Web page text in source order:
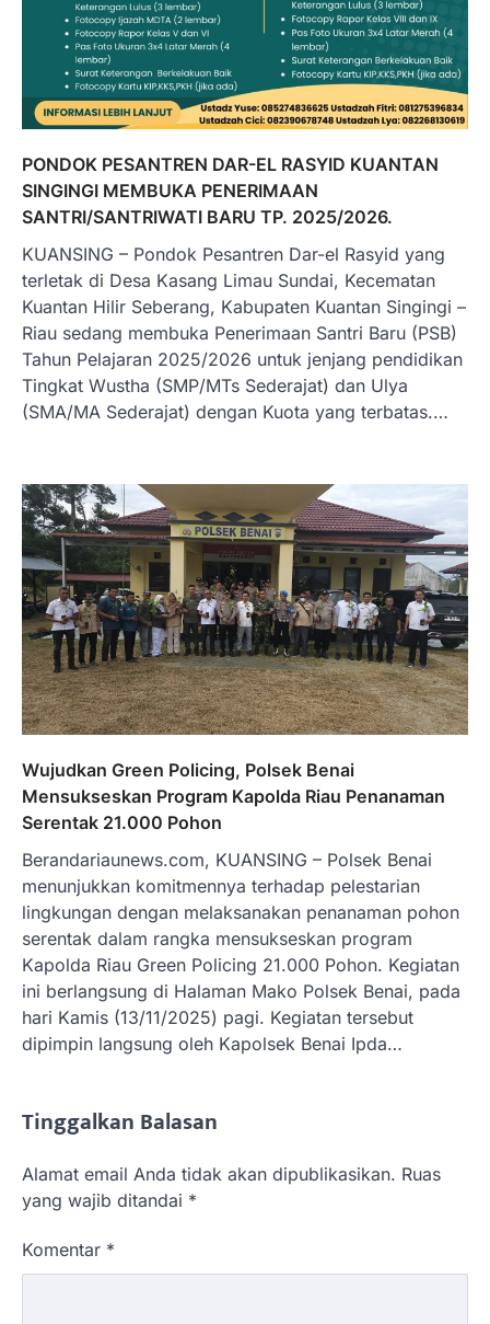
PONDOK PESANTREN DAR-EL RASYID KUANTAN
SINGINGI MEMBUKA PENERIMAAN
SANTRI/SANTRIWATI BARU TP. 2025/2026.
KUANSING – Pondok Pesantren Dar-el Rasyid yang
terletak di Desa Kasang Limau Sundai, Kecematan
Kuantan Hilir Seberang, Kabupaten Kuantan Singingi –
Riau sedang membuka Penerimaan Santri Baru (PSB)
Tahun Pelajaran 2025/2026 untuk jenjang pendidikan
Tingkat Wustha (SMP/MTs Sederajat) dan Ulya
(SMA/MA Sederajat) dengan Kuota yang terbatas.…
Wujudkan Green Policing, Polsek Benai
Mensukseskan Program Kapolda Riau Penanaman
Serentak 21.000 Pohon
Berandariaunews.com, KUANSING – Polsek Benai
menunjukkan komitmennya terhadap pelestarian
lingkungan dengan melaksanakan penanaman pohon
serentak dalam rangka mensukseskan program
Kapolda Riau Green Policing 21.000 Pohon. Kegiatan
ini berlangsung di Halaman Mako Polsek Benai, pada
hari Kamis (13/11/2025) pagi. Kegiatan tersebut
dipimpin langsung oleh Kapolsek Benai Ipda…
Tinggalkan Balasan
Alamat email Anda tidak akan dipublikasikan. Ruas
yang wajib ditandai *
Komentar *